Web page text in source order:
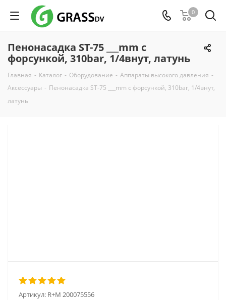
0
Пенонасадка ST-75 ___mm с
форсункой, 310bar, 1/4внут, латунь
Главная - Каталог - Оборудование - Аппараты высокого давления -
Аксессуары - Пенонасадка ST-75 ___mm с форсункой, 310bar, 1/4внут,
латунь
Артикул: R+M 200075556